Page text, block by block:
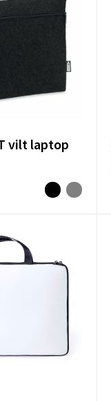
vilt laptop